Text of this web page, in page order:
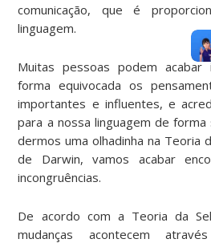
comunicação, que é
linguagem.
Muitas pessoas podem acabar
forma equivocada os
importantes e influentes, e
para a nossa linguagem de
dermos uma olhadinha na Teoria
de Darwin, vamos acabar
incongruências.
De acordo com a Teoria da
mudanças acontecem